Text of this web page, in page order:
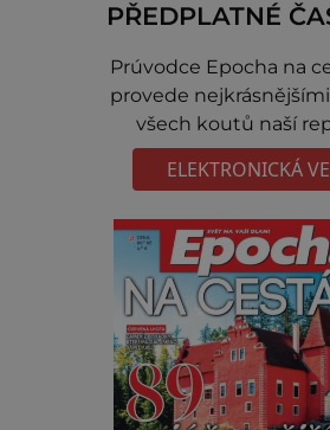
PŘEDPLATNÉ
Prúvodce Epocha na
provede
všech koutů naší
ELEKTRONICKÁ